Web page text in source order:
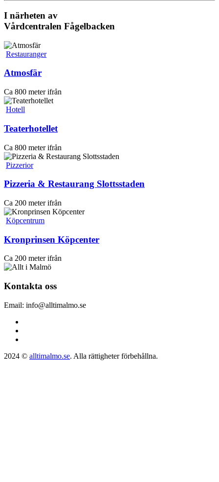
I närheten av
Vårdcentralen Fågelbacken
Restauranger
Atmosfär
Ca 800 meter ifrån
Hotell
Teaterhotellet
Ca 800 meter ifrån
Pizzerior
Pizzeria & Restaurang Slottsstaden
Ca 200 meter ifrån
Köpcentrum
Kronprinsen Köpcenter
Ca 200 meter ifrån
Kontakta oss
Email: info@alltimalmo.se
2024 © alltimalmo.se. Alla rättigheter förbehållna.